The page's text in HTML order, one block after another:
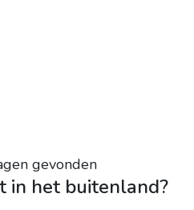
gevonden
in het buitenland?